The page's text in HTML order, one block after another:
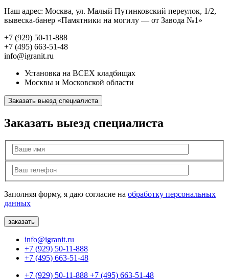
Наш адрес: Москва, ул. Малый Путинковский переулок, 1/2,
вывеска-банер «Памятники на могилу — от Завода №1»
+7 (929) 50-11-888
+7 (495) 663-51-48
info@igranit.ru
Установка на ВСЕХ кладбищах
Москвы и Московской области
Заказать выезд специалиста
Заказать выезд специалиста
Заполняя форму, я даю согласие на обработку персональных
данных
info@igranit.ru
+7 (929) 50-11-888
+7 (495) 663-51-48
+7 (929) 50-11-888 +7 (495) 663-51-48